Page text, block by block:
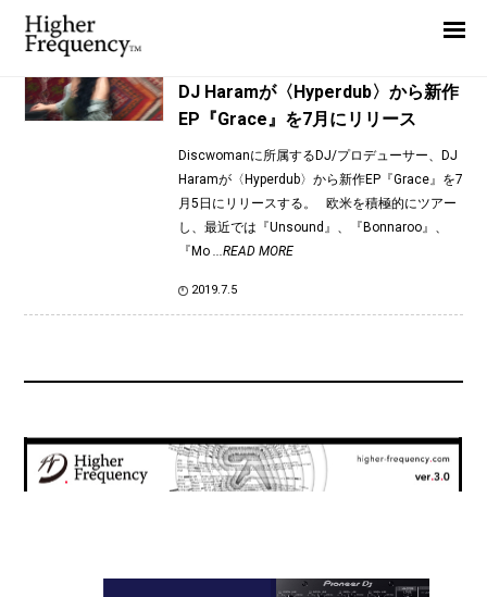
TAG: 700 Bliss
DJ Haramが〈Hyperdub〉から新作
EP『Grace』を7月にリリース
Discwomanに所属するDJ/プロデューサー、DJ
Haramが〈Hyperdub〉から新作EP『Grace』を7
月5日にリリースする。 欧米を積極的にツアー
し、最近では『Unsound』、『Bonnaroo』、
『Mo ...READ MORE
2019.7.5
News
Interview
Highlight
Report